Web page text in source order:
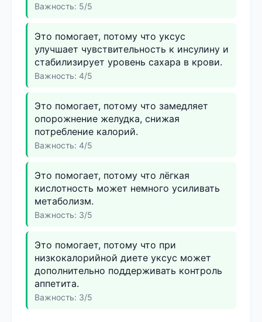
Важность: 5/5
Это помогает, потому что уксус
улучшает чувствительность к инсулину и
стабилизирует уровень сахара в крови.
Важность: 4/5
Это помогает, потому что замедляет
опорожнение желудка, снижая
потребление калорий.
Важность: 4/5
Это помогает, потому что лёгкая
кислотность может немного усиливать
метаболизм.
Важность: 3/5
Это помогает, потому что при
низкокалорийной диете уксус может
дополнительно поддерживать контроль
аппетита.
Важность: 3/5